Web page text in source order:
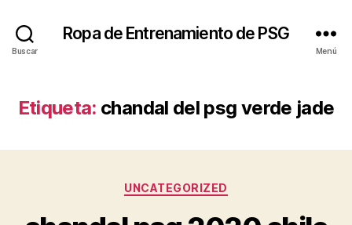
Buscar
Ropa de Entrenamiento de PSG
Menú
Etiqueta: chandal del psg verde jade
Categorías
UNCATEGORIZED